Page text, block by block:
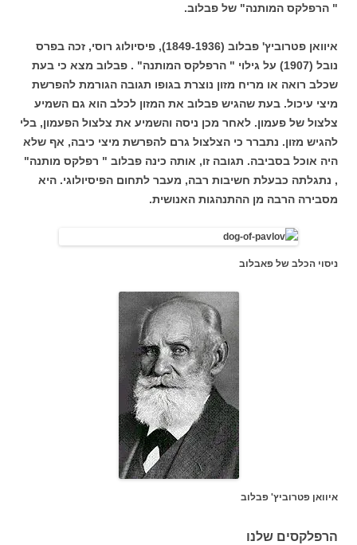
" הרפלקס המותנה" של פבלוב.
איוואן
פטרוביץ' פבלוב (1849-1936), פיסיולוג רוסי, זכה בפרס
נובל (1907) על גילוי " הרפלקס המותנה" . פבלוב מצא כי בעת
שכלב רואה או מריח מזון נוצרת בגופו תגובה הגורמת להפרשת
מיצי עיכול. בעת שהגיש פבלוב את המזון לכלב הוא גם השמיע
צלצול של פעמון. לאחר מכן ניסה והשמיע את צלצול הפעמון, בלי
להגיש מזון. נתברר כי הצלצול גרם להפרשת מיצי כיבה, אף שלא
היה אוכל בסביבה. תגובה זו, אותה כינה פבלוב " רפלקס מותנה"
, נתגלתה כבעלת חשיבות רבה, מעבר לתחום הפיסיולוגי. היא
מסבירה הרבה מן ההתנהגות האנושית.
ניסוי הכלב של פאבלוב
איוואן פטרוביץ' פבלוב
הרפלקסים שלנו